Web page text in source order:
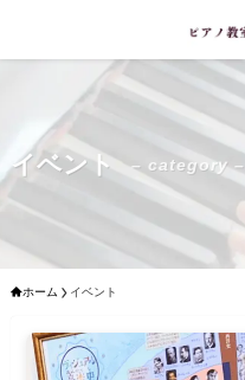
イベント – category –
ホーム イベント